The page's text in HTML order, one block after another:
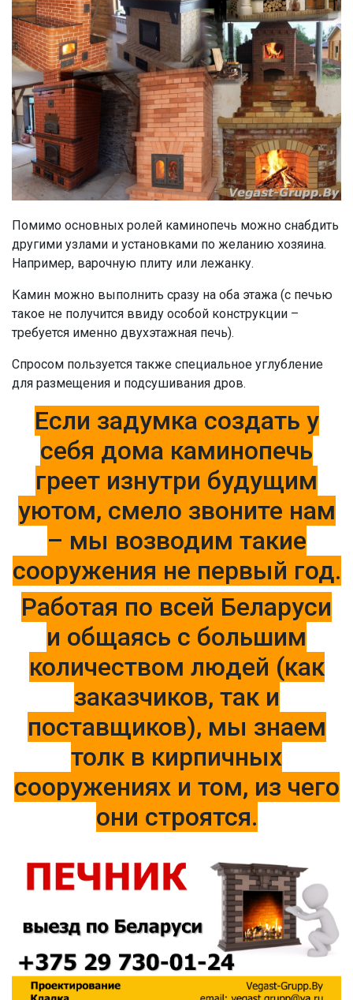
Помимо основных ролей каминопечь можно снабдить
другими узлами и установками по желанию хозяина.
Например, варочную плиту или лежанку.
Камин можно выполнить сразу на оба этажа (с печью
такое не получится ввиду особой конструкции –
требуется именно двухэтажная печь).
Спросом пользуется также специальное углубление
для размещения и подсушивания дров.
Если задумка создать у
себя дома каминопечь
греет изнутри будущим
уютом, смело звоните нам
– мы возводим такие
сооружения не первый год.
Работая по всей Беларуси
и общаясь с большим
количеством людей (как
заказчиков, так и
поставщиков), мы знаем
толк в кирпичных
сооружениях и том, из чего
они строятся.